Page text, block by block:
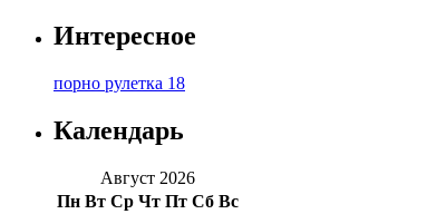
Интересное
порно рулетка 18
Календарь
Август 2026
Пн Вт Ср Чт Пт Сб Вс